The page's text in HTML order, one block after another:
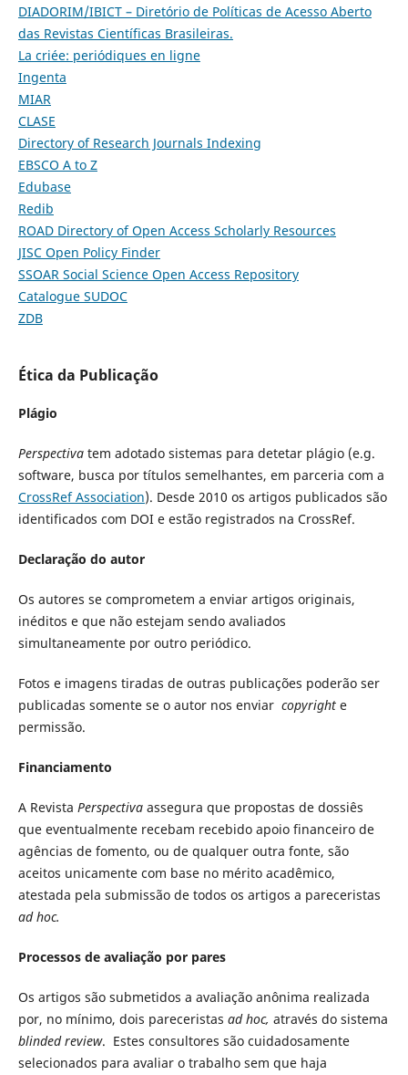
DIADORIM/IBICT – Diretório de Políticas de Acesso Aberto
das Revistas Científicas Brasileiras.
La criée: periódiques en ligne
Ingenta
MIAR
CLASE
Directory of Research Journals Indexing
EBSCO A to Z
Edubase
Redib
ROAD Directory of Open Access Scholarly Resources
JISC Open Policy Finder
SSOAR Social Science Open Access Repository
Catalogue SUDOC
ZDB
Ética da Publicação
Plágio
Perspectivatem adotado sistemas para detetar plágio (e.g.
software, busca por títulos semelhantes, em parceria com a
CrossRef Association). Desde 2010 os artigos publicados são
identificados com DOI e estão registrados na CrossRef.
Declaração do autor
Os autores se comprometem a enviar artigos originais,
inéditos e que não estejam sendo avaliados
simultaneamente por outro periódico.
Fotos e imagens tiradas de outras publicações poderão ser
publicadas somente se o autor nos enviar copyrighte
permissão.
Financiamento
A Revista Perspectiva assegura que propostas de dossiês
que eventualmente recebam recebido apoio financeiro de
agências de fomento, ou de qualquer outra fonte, são
aceitos unicamente com base no mérito acadêmico,
atestada pela submissão de todos os artigos a pareceristas
ad hoc.
Processos de avaliação por pares
Os artigos são submetidos a avaliação anônima realizada
por, no mínimo, dois pareceristas ad hoc, através do sistema
blinded review. Estes consultores são cuidadosamente
selecionados para avaliar o trabalho sem que haja